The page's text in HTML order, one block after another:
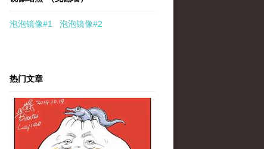
泡泡镜像#1 泡泡镜像#2
热门文章